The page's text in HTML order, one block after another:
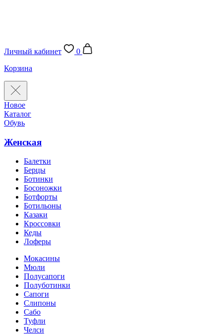
Личный кабинет
0
Корзина
Новое
Каталог
Обувь
Женская
Балетки
Берцы
Ботинки
Босоножки
Ботфорты
Ботильоны
Казаки
Кроссовки
Кеды
Лоферы
Мокасины
Мюли
Полусапоги
Полуботинки
Сапоги
Слипоны
Сабо
Туфли
Челси